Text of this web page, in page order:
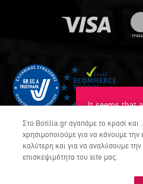
It seems that
want to switch
Dont ask again
Στο Botilia.gr αγαπάμε το κρασί και
χρησιμοποιούμε για να κάνουμε την
καλύτερη και για να αναλύσουμε
επισκεψιμότητα του site μας.